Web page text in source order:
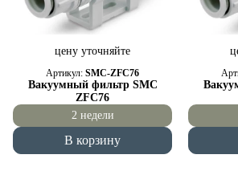
цену уточняйте
Артикул: SMC-ZFC76
Вакуумный фильтр SMC
ZFC76
2 недели
В корзину